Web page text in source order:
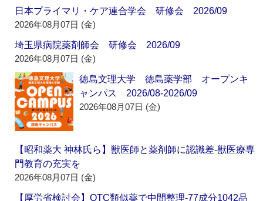
日本プライマリ・ケア連合学会 研修会 2026/09
2026年08月07日 (金)
埼玉県病院薬剤師会 研修会 2026/09
2026年08月07日 (金)
徳島文理大学 徳島薬学部 オープンキ
ャンパス 2026/08-2026/09
2026年08月07日 (金)
【昭和薬大 神林氏ら】獣医師と薬剤師に認識差‐獣医療専
門教育の充実を
2026年08月07日 (金)
【厚労省検討会】OTC類似薬で中間整理‐77成分1042品